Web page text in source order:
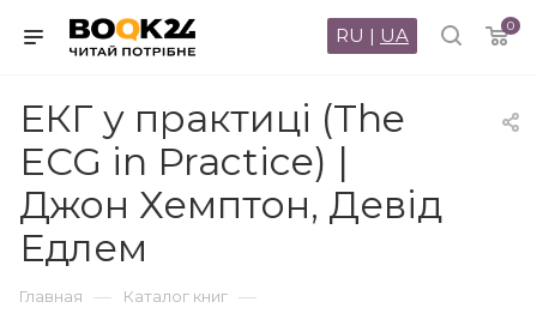
0
RU | UA
ЕКГ у практиці (The
ECG in Practice) |
Джон Хемптон, Девід
Едлем
Главная — Каталог книг —